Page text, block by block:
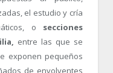
el estudio y cría
o secciones
entre las que se
exponen pequeños
de envolventes